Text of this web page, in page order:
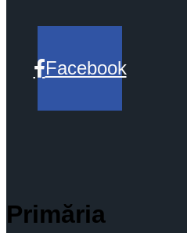
Facebook
Primăria